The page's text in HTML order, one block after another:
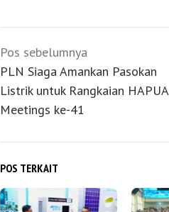
Navigasi
pos
Pos sebelumnya
PLN Siaga Amankan Pasokan
Listrik untuk Rangkaian HAPUA
Meetings ke-41
POS TERKAIT